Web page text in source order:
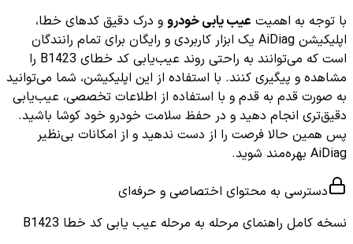
با توجه به اهمیت عیب یابی خودرو و درک دقیق کدهای خطا،
اپلیکیشن AiDiag یک ابزار کاربردی و رایگان برای تمام رانندگان
است که می‌توانند به راحتی روند عیب‌یابی کد خطای B1423 را
مشاهده و پیگیری کنند. با استفاده از این اپلیکیشن، شما می‌توانید
به صورت قدم به قدم و با استفاده از اطلاعات تخصصی، عیب‌یابی
دقیق‌تری انجام دهید و در حفظ سلامت خودرو خود کوشا باشید.
پس همین حالا فرصت را از دست ندهید و از امکانات بی‌نظیر
AiDiag بهره‌مند شوید.
دسترسی به محتوای اختصاصی و حرفه‌ای
نسخه کامل راهنمای مرحله به مرحله عیب یابی کد خطا B1423